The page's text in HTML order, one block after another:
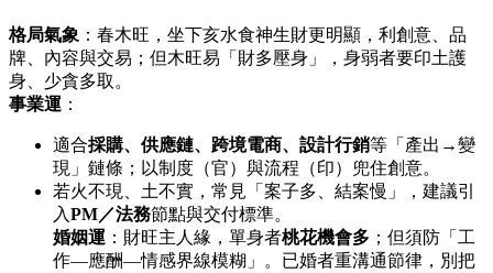
格局氣象 ：春木旺，坐下亥水食神生財更明顯，利創意、品
牌、內容與交易；但木旺易「財多壓身」，身弱者要印土護
身、少貪多取。
事業運 ：
適合採購、供應鏈、跨境電商、設計行銷等「產出→變
現」鏈條；以制度（官）與流程（印）兜住創意。
若火不現、土不實，常見「案子多、結案慢」，建議引
入PM／法務節點與交付標準。
婚姻運 ：財旺主人緣，單身者桃花機會多 ；但須防「工
作—應酬—情感界線模糊」。已婚者重溝通節律，別把